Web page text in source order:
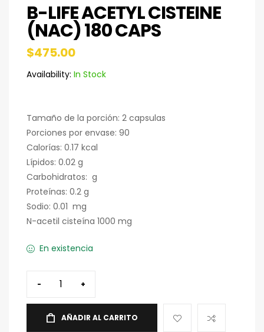
B-LIFE ACETYL CISTEINE
(NAC) 180 CAPS
$475.00
Availability: In Stock
Tamaño de la porción: 2 capsulas
Porciones por envase: 90
Calorías: 0.17 kcal
Lípidos: 0.02 g
Carbohidratos: g
Proteínas: 0.2 g
Sodio: 0.01 mg
N-acetil cisteína 1000 mg
En existencia
- +
AÑADIR AL CARRITO